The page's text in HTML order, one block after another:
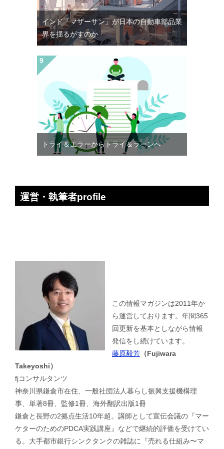
インド「マザーサン」が日本の自動車部品業
界を揺るがすのか
トライ＆エラーからトライ＆ラーンへ
運営・執筆者profile
この情報マガジンは2011年か
ら運営しております。年間365
回更新を基本としながら情報
発信をし続けています。
藤原毅芳 （Fujiwara
Takeyoshi）
fjコンサルタンツ
神奈川県鎌倉市在住、一般社団法人暮らし振興支援機構理
事、単著8冊、監修1冊、海外翻訳出版1冊
鎌倉と長野の2拠点生活10年超。講師として宣伝会議の『マー
ケターのためのPDCA実践講座』などで継続的評価を受けてい
る。大手都市銀行シンクタンクの雑誌に『売れる仕組み〜マ